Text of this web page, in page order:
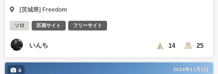
[茨城県] Freedom
ソロ 区画サイト フリーサイト
いんち 14 25
2024年11月3日
6